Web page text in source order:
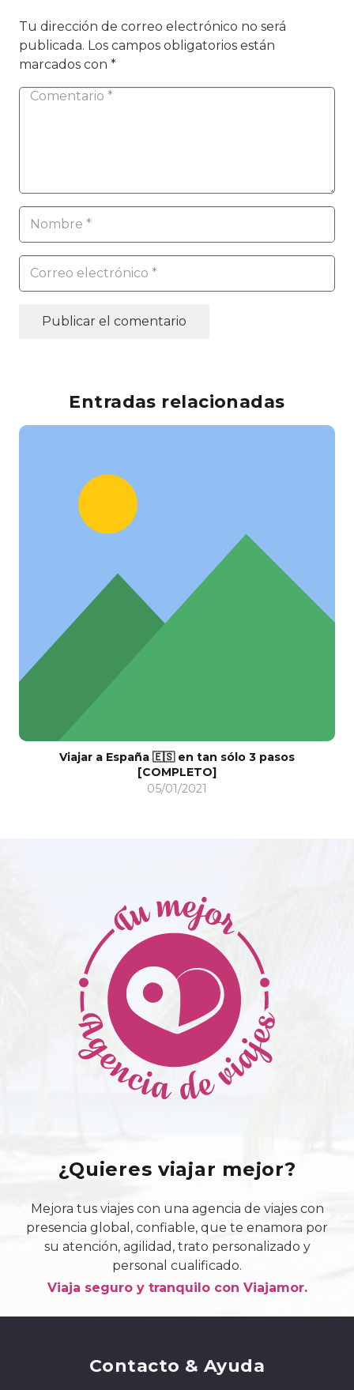
Tu dirección de correo electrónico no será
publicada. Los campos obligatorios están
marcados con *
Publicar el comentario
Entradas relacionadas
Viajar a España 🇪🇸 en tan sólo 3 pasos
[COMPLETO]
05/01/2021
¿Quieres viajar mejor?
Mejora tus viajes con una agencia de viajes con
presencia global, confiable, que te enamora por
su atención, agilidad, trato personalizado y
personal cualificado.
Viaja seguro y tranquilo con Viajamor.
Contacto & Ayuda